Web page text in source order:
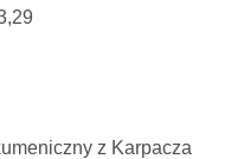
z Karpacza